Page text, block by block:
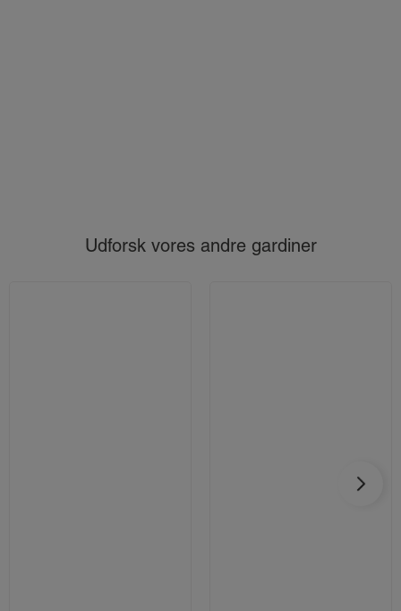
Udforsk vores andre gardiner